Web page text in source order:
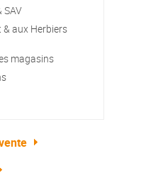
SAV
& aux Herbiers
magasins